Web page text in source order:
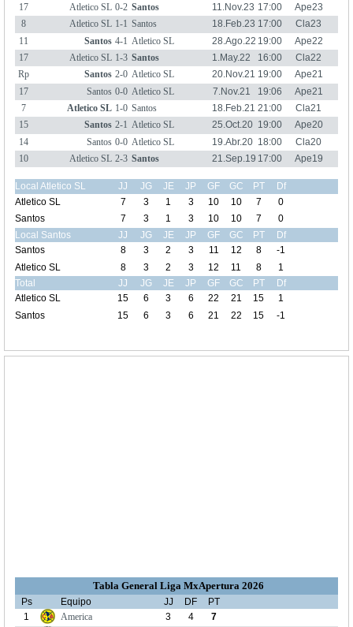
17
Atletico SL 0-2 Santos 11.Nov.23 17:00
Ape23
8
Atletico SL 1-1 Santos 18.Feb.23 17:00
Cla23
11
Santos 4-1 Atletico SL 28.Ago.22 19:00
Ape22
17
Atletico SL 1-3 Santos 1.May.22 16:00
Cla22
Rp
Santos 2-0 Atletico SL 20.Nov.21 19:00
Ape21
17
Santos 0-0 Atletico SL 7.Nov.21 19:06
Ape21
7
Atletico SL 1-0 Santos 18.Feb.21 21:00
Cla21
15
Santos 2-1 Atletico SL 25.Oct.20 19:00
Ape20
14
Santos 0-0 Atletico SL 19.Abr.20 18:00
Cla20
10
Atletico SL 2-3 Santos 21.Sep.19 17:00 Ape19
Local Atletico SL JJ JG JE JP GF GC PT
Df
Atletico SL
7 3 1 3 10 10 7
0
Santos
7 3 1 3 10 10 7
0
Local Santos
JJ JG JE JP GF GC PT
Df
Santos
8 3 2 3 11 12 8
-1
Atletico SL
8 3 2 3 12 11 8
1
Total
JJ JG JE JP GF GC PT
Df
Atletico SL
15 6 3 6 22 21 15
1
Santos
15 6 3 6 21 22 15 -1
Tabla General Liga MxApertura 2026
Ps Equipo JJ DF
PT
1
America 3 4
7